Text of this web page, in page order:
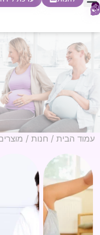
0
עמוד הבית / חנות /